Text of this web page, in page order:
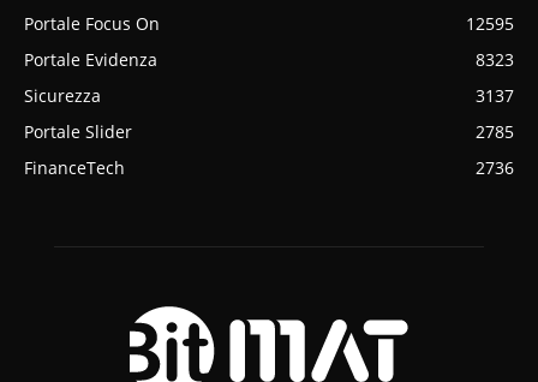
Portale Focus On
12595
Portale Evidenza
8323
Sicurezza
3137
Portale Slider
2785
FinanceTech
2736